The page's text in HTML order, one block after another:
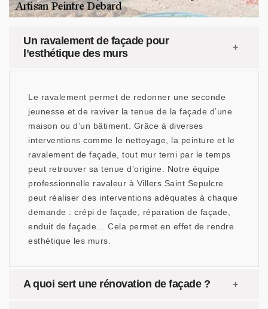
Un ravalement de façade pour
l’esthétique des murs
Le ravalement permet de redonner une seconde
jeunesse et de raviver la tenue de la façade d’une
maison ou d’un bâtiment. Grâce à diverses
interventions comme le nettoyage, la peinture et le
ravalement de façade, tout mur terni par le temps
peut retrouver sa tenue d’origine. Notre équipe
professionnelle ravaleur à Villers Saint Sepulcre
peut réaliser des interventions adéquates à chaque
demande : crépi de façade, réparation de façade,
enduit de façade… Cela permet en effet de rendre
esthétique les murs.
A quoi sert une rénovation de façade ?